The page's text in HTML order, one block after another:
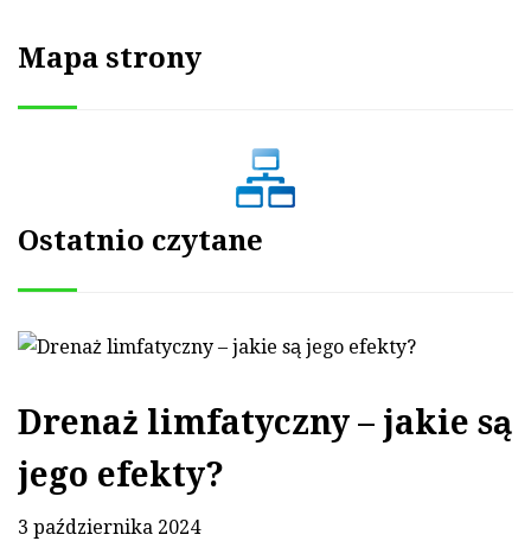
Mapa strony
Ostatnio czytane
Drenaż limfatyczny – jakie są
jego efekty?
3 października 2024